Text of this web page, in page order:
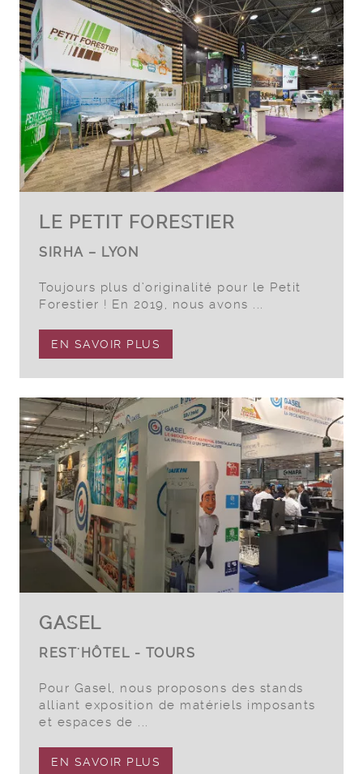
LE PETIT FORESTIER
SIRHA – LYON
Toujours plus d’originalité pour le Petit
Forestier ! En 2019, nous avons ...
EN SAVOIR PLUS
GASEL
REST'HÔTEL - TOURS
Pour Gasel, nous proposons des stands
alliant exposition de matériels imposants
et espaces de ...
EN SAVOIR PLUS